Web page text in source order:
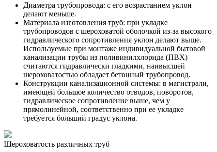
Диаметра трубопровода: с его возрастанием уклон
делают меньше.
Материала изготовления труб: при укладке
трубопроводов с шероховатой оболочкой из-за высокого
гидравлического сопротивления уклон делают выше.
Используемые при монтаже индивидуальной бытовой
канализации трубы из поливинилхлорида (ПВХ)
считаются гидравлически гладкими, наивысшей
шероховатостью обладает бетонный трубопровод.
Конструкции канализационной системы: в магистрали,
имеющей большое количество отводов, поворотов,
гидравлическое сопротивление выше, чем у
прямолинейной, соответственно при ее укладке
требуется больший градус уклона.
Шероховатость различных труб